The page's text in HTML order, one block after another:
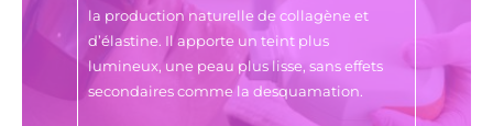
la production naturelle de collagène et
d’élastine. Il apporte un teint plus
lumineux, une peau plus lisse, sans effets
secondaires comme la desquamation.